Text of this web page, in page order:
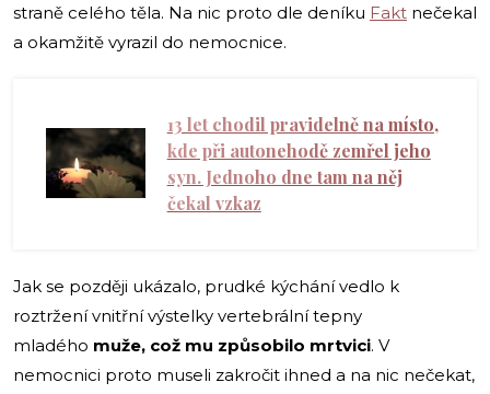
straně celého těla. Na nic proto dle deníku Fakt nečekal
a okamžitě vyrazil do nemocnice.
13 let chodil pravidelně na místo,
kde při autonehodě zemřel jeho
syn. Jednoho dne tam na něj
čekal vzkaz
Jak se později ukázalo, prudké kýchání vedlo k
roztržení vnitřní výstelky vertebrální tepny
mladého muže, což mu způsobilo mrtvici. V
nemocnici proto museli zakročit ihned a na nic nečekat,